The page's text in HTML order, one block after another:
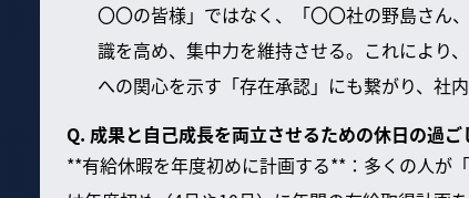
〇〇の皆様」ではなく、「〇〇社の野島さん
識を高め、集中力を維持させる。これにより
への関心を示す「存在承認」にも繋がり、社
Q. 成果と自己成長を両立させるための休日の過
**有給休暇を年度初めに計画する**：多くの人が